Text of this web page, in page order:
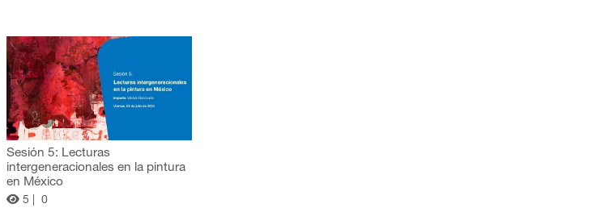
Sesión 5: Lecturas
intergeneracionales en la pintura
en México
5 | 0